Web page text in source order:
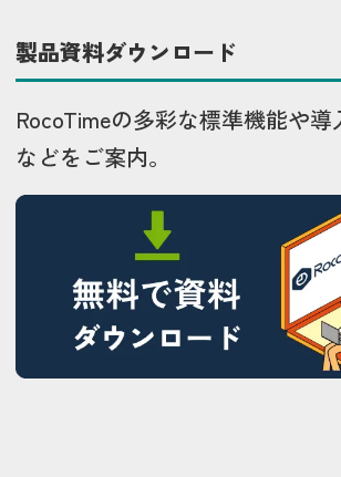
製品資料ダウンロード
RocoTimeの多彩な標準機能や
などをご案内。